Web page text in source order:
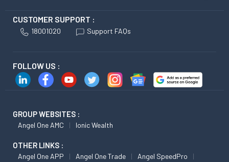
CUSTOMER SUPPORT :
18001020 Support FAQs
FOLLOW US :
GROUP WEBSITES :
Angel One AMC Ionic Wealth
OTHER LINKS :
Angel One APP Angel One Trade
Angel SpeedPro